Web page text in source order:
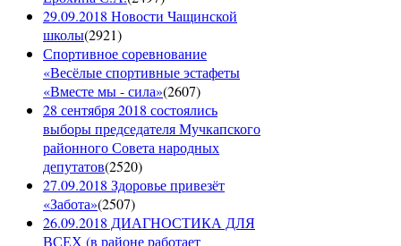
29.09.2018 Новости Чащинской
школы(2921)
Спортивное соревнование
«Весёлые спортивные эстафеты
«Вместе мы - сила»(2607)
28 сентября 2018 состоялись
выборы председателя Мучкапского
районного Совета народных
депутатов(2520)
27.09.2018 Здоровье привезёт
«Забота»(2507)
26.09.2018 ДИАГНОСТИКА ДЛЯ
ВСЕХ (в районе работает